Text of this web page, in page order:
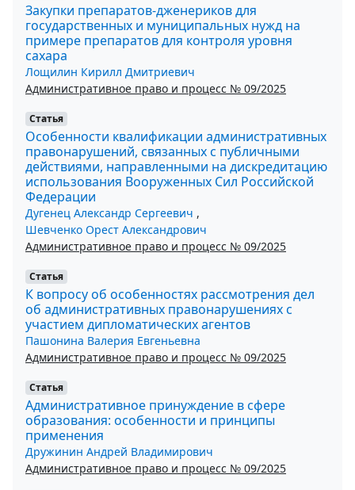
Закупки препаратов-дженериков для
государственных и муниципальных нужд на
примере препаратов для контроля уровня
сахара
Лощилин Кирилл Дмитриевич
Административное право и процесс № 09/2025
Статья
Особенности квалификации административных
правонарушений, связанных с публичными
действиями, направленными на дискредитацию
использования Вооруженных Сил Российской
Федерации
Дугенец Александр Сергеевич ,
Шевченко Орест Александрович
Административное право и процесс № 09/2025
Статья
К вопросу об особенностях рассмотрения дел
об административных правонарушениях с
участием дипломатических агентов
Пашонина Валерия Евгеньевна
Административное право и процесс № 09/2025
Статья
Административное принуждение в сфере
образования: особенности и принципы
применения
Дружинин Андрей Владимирович
Административное право и процесс № 09/2025